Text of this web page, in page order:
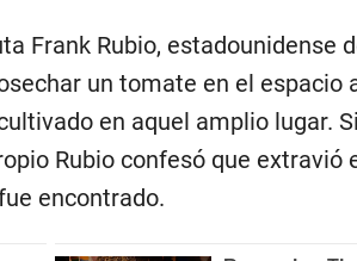
Frank Rubio, estadounidense
un tomate en el espacio
en aquel amplio lugar.
Rubio confesó que extravió
encontrado.